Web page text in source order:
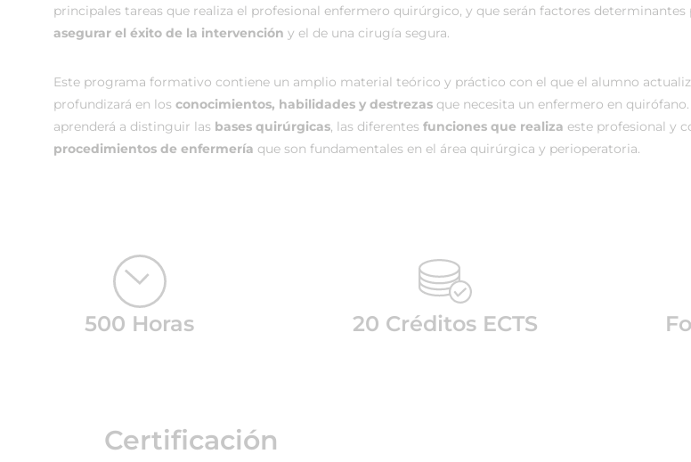
principales tareas que realiza el profesional enfermero quirúrgico, y que serán factores determinantes
asegurar el éxito de la intervención y el de una cirugía segura.
Este programa formativo contiene un amplio material teórico y práctico con el que el alumno
profundizará en los conocimientos, habilidades y destrezas que necesita un enfermero en quirófano.
aprenderá a distinguir las bases quirúrgicas, las diferentes funciones que realiza este profesional y
procedimientos de enfermería que son fundamentales en el área quirúrgica y perioperatoria.
500 Horas 20 Créditos ECTS
Certificación